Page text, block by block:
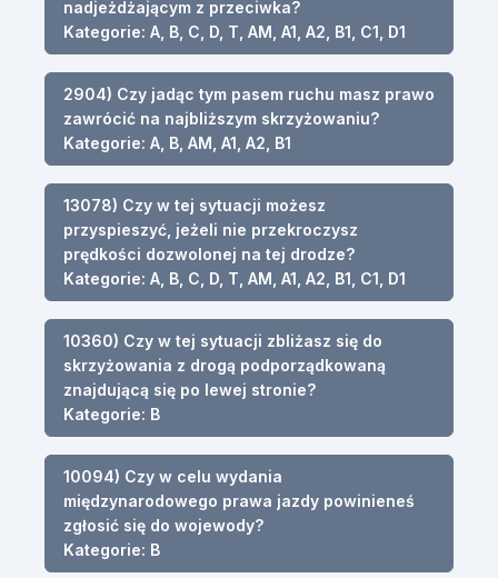
nadjeżdżającym z przeciwka?
Kategorie: A, B, C, D, T, AM, A1, A2, B1, C1, D1
2904) Czy jadąc tym pasem ruchu masz prawo
zawrócić na najbliższym skrzyżowaniu?
Kategorie: A, B, AM, A1, A2, B1
13078) Czy w tej sytuacji możesz
przyspieszyć, jeżeli nie przekroczysz
prędkości dozwolonej na tej drodze?
Kategorie: A, B, C, D, T, AM, A1, A2, B1, C1, D1
10360) Czy w tej sytuacji zbliżasz się do
skrzyżowania z drogą podporządkowaną
znajdującą się po lewej stronie?
Kategorie: B
10094) Czy w celu wydania
międzynarodowego prawa jazdy powinieneś
zgłosić się do wojewody?
Kategorie: B